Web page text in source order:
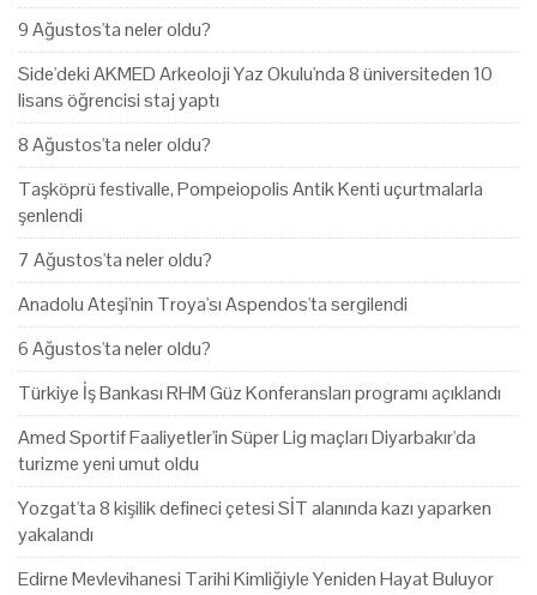
9 Ağustos'ta neler oldu?
Side'deki AKMED Arkeoloji Yaz Okulu'nda 8 üniversiteden 10
lisans öğrencisi staj yaptı
8 Ağustos'ta neler oldu?
Taşköprü festivalle, Pompeiopolis Antik Kenti uçurtmalarla
şenlendi
7 Ağustos'ta neler oldu?
Anadolu Ateşi'nin Troya'sı Aspendos'ta sergilendi
6 Ağustos'ta neler oldu?
Türkiye İş Bankası RHM Güz Konferansları programı açıklandı
Amed Sportif Faaliyetler'in Süper Lig maçları Diyarbakır'da
turizme yeni umut oldu
Yozgat'ta 8 kişilik defineci çetesi SİT alanında kazı yaparken
yakalandı
Edirne Mevlevihanesi Tarihi Kimliğiyle Yeniden Hayat Buluyor